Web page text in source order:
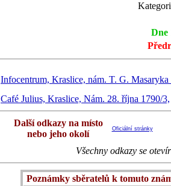
Dne
Infocentrum, Kraslice, nám. T. G. Masaryka
Café Julius, Kraslice, Nám. 28. října 1790/3,
Další odkazy na místo
nebo jeho okolí
Oficiální stránky
Všechny odkazy se
Poznámky sběratelů k tomuto